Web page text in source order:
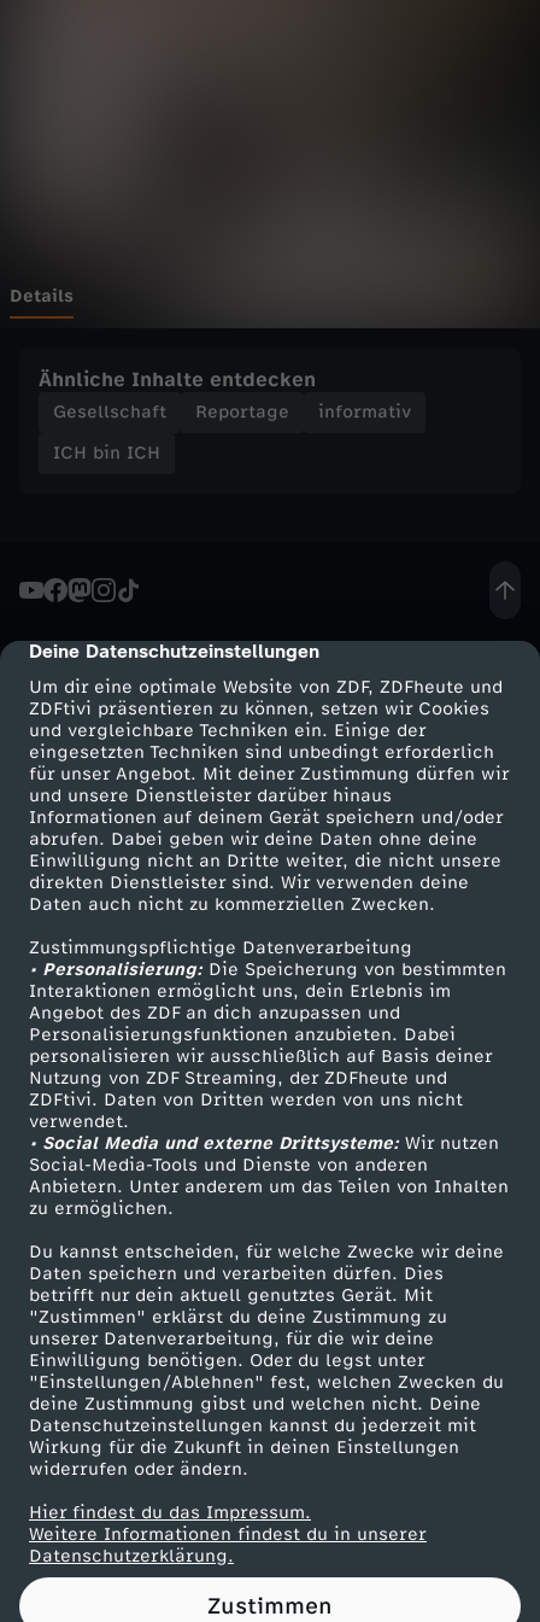
cmp-dialog-description
Deine Datenschutzeinstellungen
Um dir eine optimale Website von ZDF, ZDFheute und
ZDFtivi präsentieren zu können, setzen wir Cookies
und vergleichbare Techniken ein. Einige der
eingesetzten Techniken sind unbedingt erforderlich
für unser Angebot. Mit deiner Zustimmung dürfen wir
und unsere Dienstleister darüber hinaus
Informationen auf deinem Gerät speichern und/oder
abrufen. Dabei geben wir deine Daten ohne deine
Einwilligung nicht an Dritte weiter, die nicht unsere
direkten Dienstleister sind. Wir verwenden deine
Daten auch nicht zu kommerziellen Zwecken.
Zustimmungspflichtige Datenverarbeitung
• Personalisierung:Die Speicherung von bestimmten
Interaktionen ermöglicht uns, dein Erlebnis im
Angebot des ZDF an dich anzupassen und
Personalisierungsfunktionen anzubieten. Dabei
personalisieren wir ausschließlich auf Basis deiner
Nutzung von ZDF Streaming, der ZDFheute und
ZDFtivi. Daten von Dritten werden von uns nicht
verwendet.
• Social Media und externe Drittsysteme:Wir nutzen
Social-Media-Tools und Dienste von anderen
Anbietern. Unter anderem um das Teilen von Inhalten
zu ermöglichen.
Du kannst entscheiden, für welche Zwecke wir deine
Daten speichern und verarbeiten dürfen. Dies
betrifft nur dein aktuell genutztes Gerät. Mit
"Zustimmen" erklärst du deine Zustimmung zu
unserer Datenverarbeitung, für die wir deine
Einwilligung benötigen. Oder du legst unter
"Einstellungen/Ablehnen" fest, welchen Zwecken du
deine Zustimmung gibst und welchen nicht. Deine
Datenschutzeinstellungen kannst du jederzeit mit
Wirkung für die Zukunft in deinen Einstellungen
widerrufen oder ändern.
Hier findest du das Impressum.
Weitere Informationen findest du in unserer
Datenschutzerklärung.
Zustimmen
a
i
i
e
l
t
S
c
h
l
a
g
z
e
u
g
Details
Ähnliche Inhalte entdecken
Gesellschaft Reportage
informativ
ICH bin ICH
Mehr ZDF
ZDF-Apps
Smart TV
ZDFtext
Livestreams
Sendungen A-Z
TV-Programm
Service
ZDFmitreden
Kontakt zum ZDF
Tickets
Zuschauerservice
Hilfe
ZDF Unternehmen
Karriere
ZDF goes Schule
Werbefernsehen
Mainzelmännchen
Partner